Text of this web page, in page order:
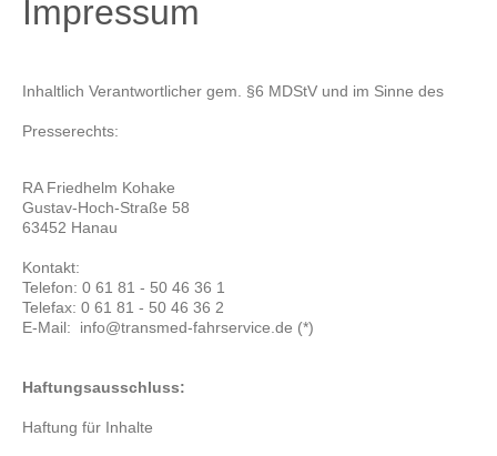
Impressum
Inhaltlich Verantwortlicher gem. §6 MDStV und im Sinne des
Presserechts:
RA Friedhelm Kohake
Gustav-Hoch-Straße 58
63452 Hanau
Kontakt:
Telefon: 0 61 81 - 50 46 36 1
Telefax: 0 61 81 - 50 46 36 2
E-Mail: info@transmed-fahrservice.de (*)
Haftungsausschluss:
Haftung für Inhalte